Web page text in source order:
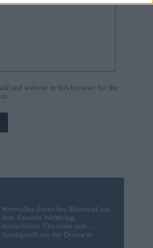
and website in this browser for the
Wertvolles deutsches Motorrad aus
dem Zweiten Weltkrieg,
menschliche Überreste und
Sprengstoff aus der Donau in